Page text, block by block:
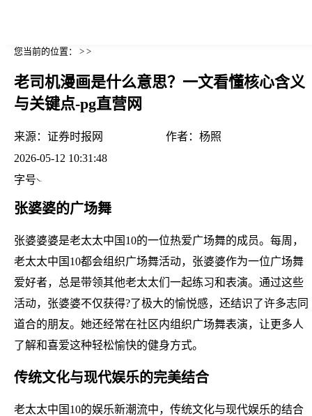
您当前的位置： > >
老司机漫画是什么意思？一文看懂核心含义
与关键点-pg直营网
来源： 证券时报网 作者： 杨照
2026-05-12 10:31:48
字号
张婆婆的广场舞
张婆婆婆是老太太中国10的一位热爱广场舞的成员。每周，
老太太中国10都会组织广场舞活动，张婆婆作为一位广场舞
爱好者，总是带领其他老太太们一起练习和表演。通过这些
活动，张婆婆不仅获得?了极大的愉悦感，还结识了许多志同
道合的朋友。她还经常在社区内组织广场舞表演，让更多人
了解和喜爱这种轻松愉快的健身方式。
传统文化与现代娱乐的完美结合
老太太中国10的娱乐新潮流中，传统文化与现代娱乐的结合